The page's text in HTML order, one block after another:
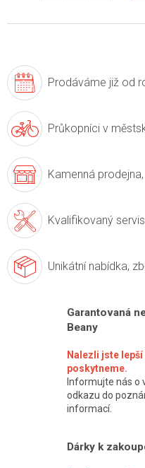
Prodáváme již od
Průkopníci v
Kamenná prodejna,
Kvalifikovaný servis
Unikátní nabídka,
Garantovaná
Beany
Nalezli jste
poskytneme.
Informujte nás o
odkazu do
informací.
Dárky k